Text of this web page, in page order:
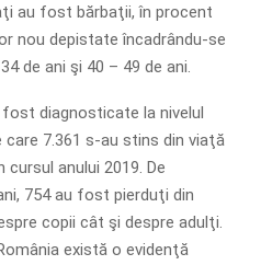
au fost bărbaţii, în procent
nou depistate încadrându-se
de ani şi 40 – 49 de ani.
fost diagnosticate la nivelul
care 7.361 s-au stins din viaţă
anului 2019. De
754 au fost pierduţi din
copii cât şi despre adulţi.
există o evidenţă